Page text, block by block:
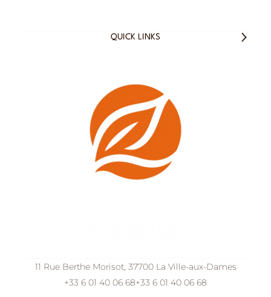
QUICK LINKS
11 Rue Berthe Morisot, 37700 La Ville-aux-Dames
+33 6 01 40 06 68+33 6 01 40 06 68